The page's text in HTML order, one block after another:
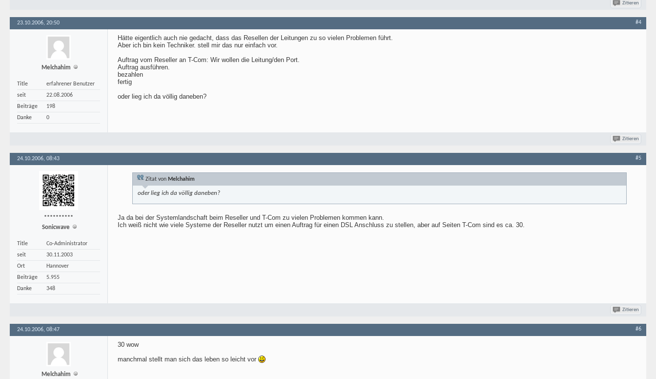
Zitieren
23.10.2006, 20:50 #4
Melchahim
Title
erfahrener Benutzer
seit
22.08.2006
Beiträge
198
Danke
0
Hätte eigentlich auch nie gedacht, dass das Resellen der Leitungen zu so vielen Problemen führt.
Aber ich bin kein Techniker. stell mir das nur einfach vor.
Auftrag vom Reseller an T-Com: Wir wollen die Leitung/den Port.
Auftrag ausführen.
bezahlen
fertig
oder lieg ich da völlig daneben?
Zitieren
24.10.2006, 08:43 #5
**********
Sonicwave
Title
Co-Administrator
seit
30.11.2003
Ort
Hannover
Beiträge
5.955
Danke
348
Zitat von Melchahim
oder lieg ich da völlig daneben?
Ja da bei der Systemlandschaft beim Reseller und T-Com zu vielen Problemen kommen kann.
Ich weiß nicht wie viele Systeme der Reseller nutzt um einen Auftrag für einen DSL Anschluss zu stellen, aber auf Seiten T-Com sind es ca. 30.
Zitieren
24.10.2006, 08:47 #6
Melchahim
30 wow
manchmal stellt man sich das leben so leicht vor